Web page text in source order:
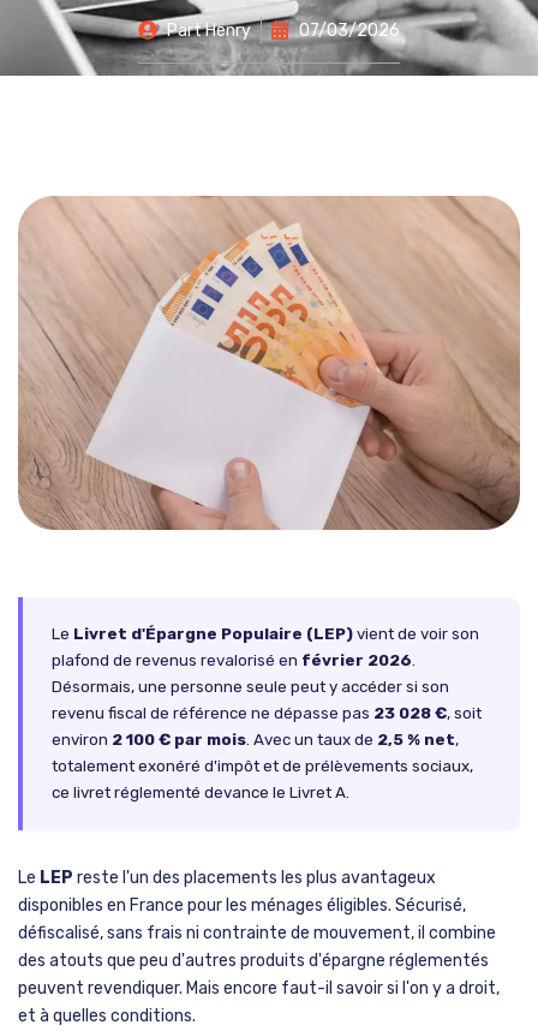
PartHenry 07/03/2026
Le Livret d'Épargne Populaire (LEP) vient de voir son
plafond de revenus revalorisé en février 2026.
Désormais, une personne seule peut y accéder si son
revenu fiscal de référence ne dépasse pas 23 028 €, soit
environ 2 100 € par mois. Avec un taux de 2,5 % net,
totalement exonéré d'impôt et de prélèvements sociaux,
ce livret réglementé devance le Livret A.
Le LEP reste l'un des placements les plus avantageux
disponibles en France pour les ménages éligibles. Sécurisé,
défiscalisé, sans frais ni contrainte de mouvement, il combine
des atouts que peu d'autres produits d'épargne réglementés
peuvent revendiquer. Mais encore faut-il savoir si l'on y a droit,
et à quelles conditions.